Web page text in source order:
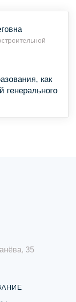
как
генерального
35